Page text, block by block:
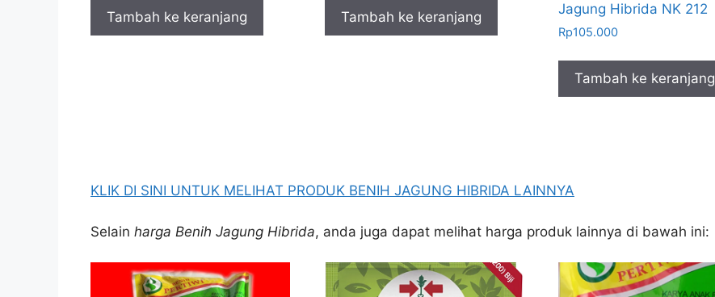
Tambah ke keranjang Tambah ke keranjang
Jagung Hibrida NK 212
Rp105.000
Tambah ke keranjang
KLIK DI SINI UNTUK MELIHAT PRODUK BENIH JAGUNG HIBRIDA LAINNYA
Selain harga Benih Jagung Hibrida, anda juga dapat melihat harga produk lainnya di bawah ini: